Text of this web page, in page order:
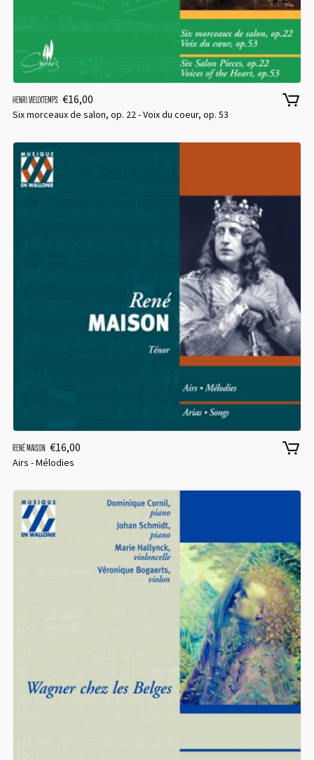
I need to register
HENRI VIEUXTEMPS €16,00
Six morceaux de salon, op. 22 - Voix du coeur, op. 53
RENÉ MAISON €16,00
Airs - Mélodies